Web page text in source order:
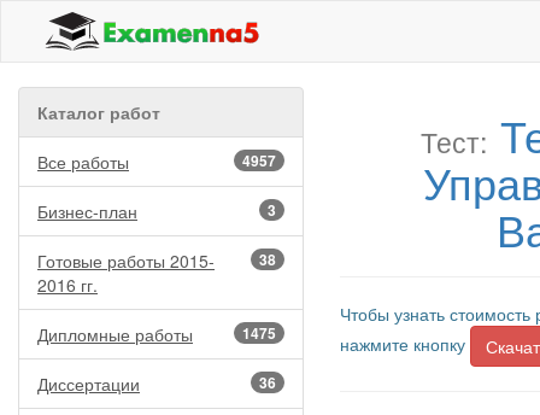
Каталог работ
4957
Все работы
3
Бизнес-план
38
Готовые работы 2015-
2016 гг.
1475
Дипломные работы
36
Диссертации
Тест:
Чтобы узнать
нажмите кнопку